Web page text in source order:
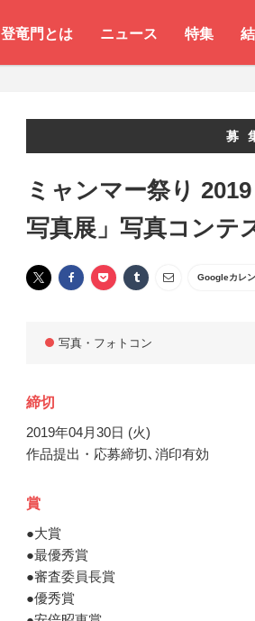
登竜門とは ニュース 特集
募
ミャンマー祭り
写真展」写真コンテ
Googleカレ
写真・フォトコン
締切
2019年04月30日 (火)
作品提出・応募締切､消印有効
賞
●大賞
●最優秀賞
●審査委員長賞
●優秀賞